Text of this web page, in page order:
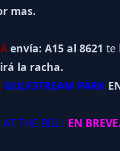
mas.
envía: A15 al 8621 te
la racha.
GULFSTREAM PARK
THE BIG : EN